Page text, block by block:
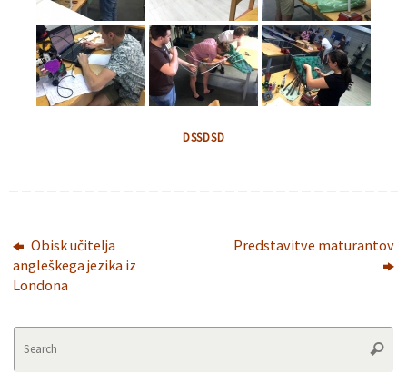
DSSDSD
Obisk učitelja
angleškega jezika iz
Londona
Predstavitve maturantov